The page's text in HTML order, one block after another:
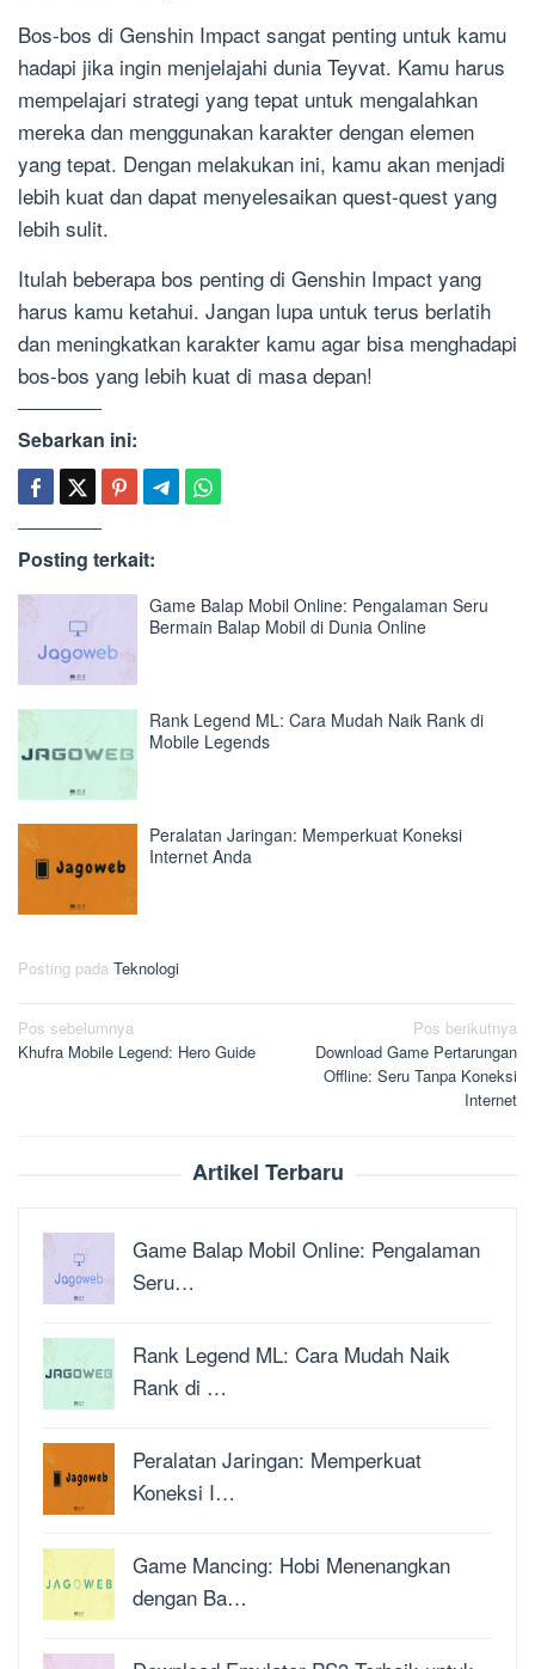
Bos-bos di Genshin Impact sangat penting untuk kamu
hadapi jika ingin menjelajahi dunia Teyvat. Kamu harus
mempelajari strategi yang tepat untuk mengalahkan
mereka dan menggunakan karakter dengan elemen
yang tepat. Dengan melakukan ini, kamu akan menjadi
lebih kuat dan dapat menyelesaikan quest-quest yang
lebih sulit.
Itulah beberapa bos penting di Genshin Impact yang
harus kamu ketahui. Jangan lupa untuk terus berlatih
dan meningkatkan karakter kamu agar bisa menghadapi
bos-bos yang lebih kuat di masa depan!
Sebarkan ini:
Posting terkait:
Game Balap Mobil Online: Pengalaman Seru
Bermain Balap Mobil di Dunia Online
Rank Legend ML: Cara Mudah Naik Rank di
Mobile Legends
Peralatan Jaringan: Memperkuat Koneksi
Internet Anda
Posting pada Teknologi
Navigasi
pos
Pos sebelumnya
Khufra Mobile Legend: Hero Guide
Pos berikutnya
Download Game Pertarungan
Offline: Seru Tanpa Koneksi
Internet
Artikel Terbaru
Game Balap Mobil Online: Pengalaman
Seru…
Rank Legend ML: Cara Mudah Naik
Rank di …
Peralatan Jaringan: Memperkuat
Koneksi I…
Game Mancing: Hobi Menenangkan
dengan Ba…